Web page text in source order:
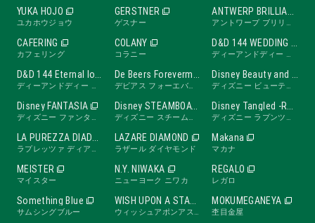
YUKA HOJO
ユカホウジョウ
GERSTNER
ゲスナー
ANTWERP BRILLIANT
アントワープ ブリリアント
CAFERING
カフェリング
COLANY
コラニー
D&D 144 WEDDING BAND
ディーアンドディー ワンフォーティーフォー ウェディングバンド
D&D 144 Eternal love band
ディーアンドディー ワンフォーティーフォー エターナルラブバンド
De Beers Forevermark
デビアス フォーエバーマーク
Disney Beauty and the Beast -ROSE Line-
ディズニー ビューティ・アンド・ビースト ローズライン
Disney FANTASIA
ディズニー ファンタジア
Disney STEAMBOAT WILLIE
ディズニー スチームボートウィリー
Disney Tangled -RAPUNZEL Collection-
ディズニー ラプンツェル
LA PUREZZA DIADE
ラプレッツァ ディアーデ
LAZARE DIAMOND
ラザール ダイヤモンド
Makana
マカナ
MEISTER
マイスター
N.Y. NIWAKA
ニューヨーク ニワカ
REGALO
レガロ
Something Blue
サムシングブルー
WISH UPON A STAR
ウィッシュアポンアスター
MOKUMEGANEYA
杢目金屋